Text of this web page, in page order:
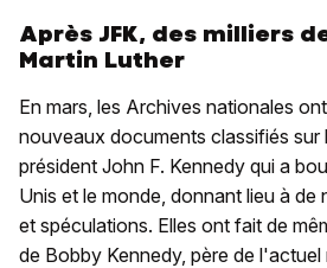
Après JFK, des milliers
Martin Luther
En mars, les Archives nationales
nouveaux documents classifiés sur
président John F. Kennedy qui a
Unis et le monde, donnant lieu à de
et spéculations. Elles ont fait de
de Bobby Kennedy, père de l'actuel